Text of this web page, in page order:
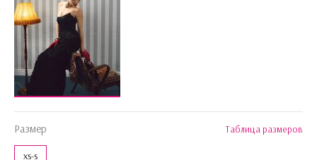
Размер Таблица размеров
xs-s